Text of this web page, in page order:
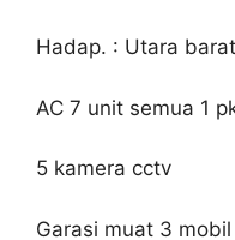
Hadap. : Utara barat
AC 7 unit semua 1
5 kamera cctv
Garasi muat 3 mobil